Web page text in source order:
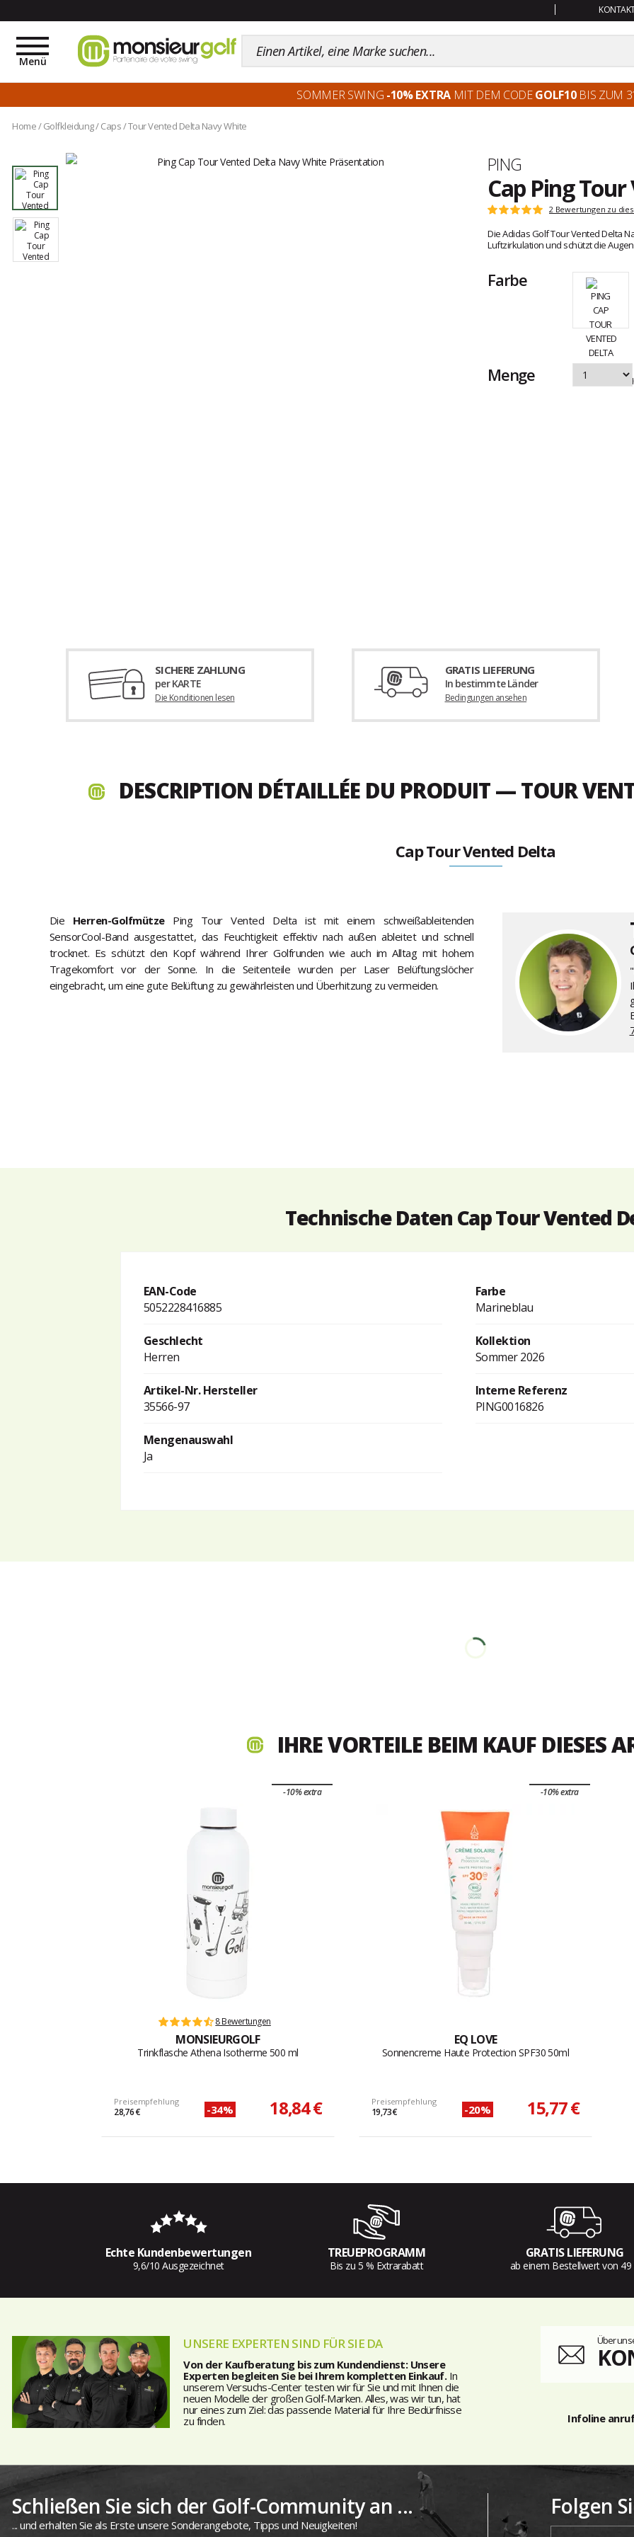
Toggle
navigation
Menü
SOMMER SWING -10% EXTRAMIT DEM CODEGOLF10BIS ZUM
Home/ Golfkleidung/Caps/Tour Vented Delta Navy White
Marke
PING
Cap Ping
Kundenbewertungen
Note:
von
5
2 Bewertungen zu
Die Adidas Golf Tour Vented Delta
Luftzirkulation und schützt die
Farbe
Menge
SICHERE ZAHLUNG
per KARTE
Die Konditionen lesen
GRATIS LIEFERUNG
In bestimmte Länder
Bedingungen ansehen
DESCRIPTION DÉTAILLÉE DU PRODUIT — TOUR
Cap Tour Vented Delta
Die Herren-GolfmützePing Tour Vented Delta ist mit einem schweißableitenden
SensorCool-Band ausgestattet, das Feuchtigkeit effektiv nach außen ableitet und schnell
trocknet. Es schützt den Kopf während Ihrer Golfrunden wie auch im Alltag mit hohem
Tragekomfort vor der Sonne. In die Seitenteile wurden per Laser Belüftungslöcher
eingebracht, um eine gute Belüftung zu gewährleisten und Überhitzung zu vermeiden.
Technische Daten Cap Tour Vented
EAN-Code
5052228416885
Farbe
Marineblau
Geschlecht
Herren
Kollektion
Sommer 2026
Artikel-Nr. Hersteller
35566-97
Interne Referenz
PING0016826
Mengenauswahl
Ja
IHRE VORTEILE BEIM KAUF DIESES
-10% extra
8 Bewertungen
MONSIEURGOLF
Trinkflasche Athena Isotherme 500 ml
Preisempfehlung
28,76 € -34% 18,84 €
-10% extra
EQ LOVE
Sonnencreme Haute Protection SPF30 50ml
Preisempfehlung
19,73 € -20% 15,77 €
Echte Kundenbewertungen
9,6/10 Ausgezeichnet
TREUEPROGRAMM
Bis zu 5 % Extrarabatt
GRATIS LIEFERUNG
ab einem Bestellwert von 49
UNSERE EXPERTEN SIND FÜR SIE DA
Von der Kaufberatung bis zum Kundendienst: Unsere
Experten begleiten Sie bei Ihrem kompletten Einkauf.In
unserem Versuchs-Center testen wir für Sie und mit Ihnen die
neuen Modelle der großen Golf-Marken. Alles, was wir tun, hat
nur eines zum Ziel: das passende Material für Ihre Bedürfnisse
zu finden.
Über
Infoline
Schließen Sie sich der Golf-Community an ...
... und erhalten Sie als Erste unsere Sonderangebote, Tipps und Neuigkeiten!
Folgen